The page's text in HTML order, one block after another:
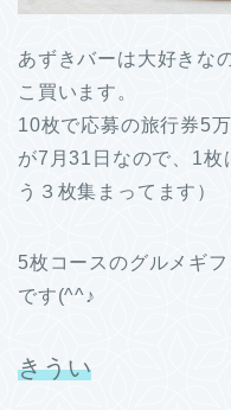
あずきバーは大好きな
こ買います。
10枚で応募の旅行券5
が7月31日なので、1枚
う３枚集まってます）
5枚コースのグルメギ
です(^^♪
きうい